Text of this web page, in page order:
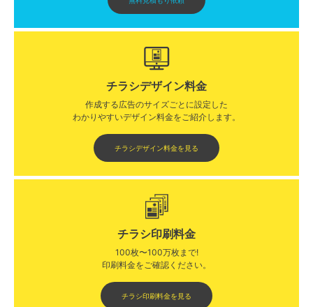
チラシデザイン料金
作成する広告のサイズごとに設定した
わかりやすいデザイン料金をご紹介します。​​
チラシデザイン料金を見る
チラシ印刷料金
100枚〜100万枚まで!
印刷料金をご確認ください。​
チラシ印刷料金を見る